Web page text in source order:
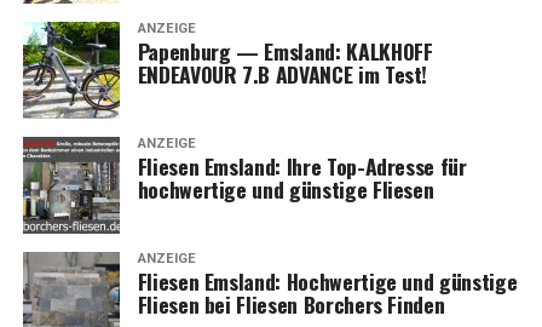
ANZEIGE
Papen­burg — Ems­land: KALKHOFF
ENDEAVOUR 7.B ADVANCE im Test!
ANZEIGE
Flie­sen Ems­land: Ihre Top-Adres­se für
hoch­wer­ti­ge und güns­ti­ge Fliesen
ANZEIGE
Flie­sen Ems­land: Hoch­wer­ti­ge und güns­ti­ge
Flie­sen bei Flie­sen Bor­chers Finden